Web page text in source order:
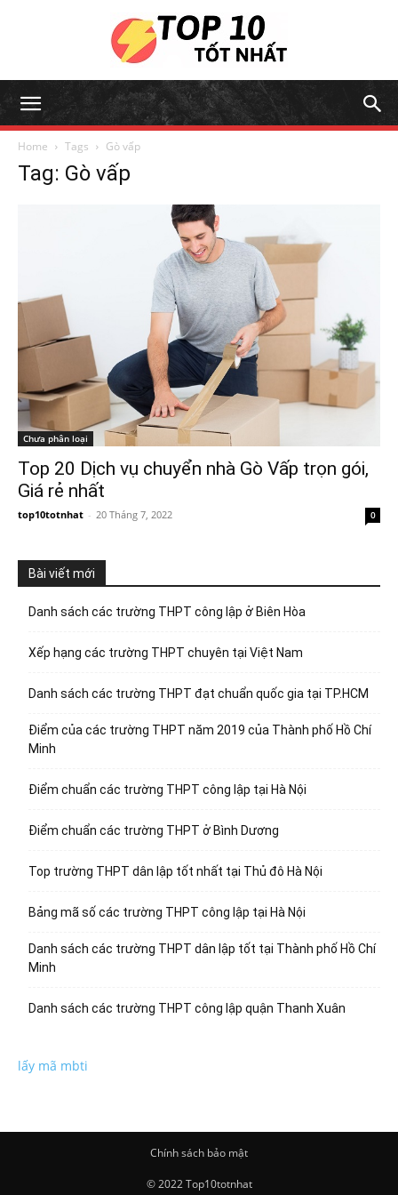
Home Tags Gò vấp
Tag: Gò vấp
Chưa phân loại
Top 20 Dịch vụ chuyển nhà Gò Vấp trọn gói,
Giá rẻ nhất
top10totnhat - 20 Tháng 7, 2022 0
Bài viết mới
Danh sách các trường THPT công lập ở Biên Hòa
Xếp hạng các trường THPT chuyên tại Việt Nam
Danh sách các trường THPT đạt chuẩn quốc gia tại TP.HCM
Điểm của các trường THPT năm 2019 của Thành phố Hồ Chí
Minh
Điểm chuẩn các trường THPT công lập tại Hà Nội
Điểm chuẩn các trường THPT ở Bình Dương
Top trường THPT dân lập tốt nhất tại Thủ đô Hà Nội
Bảng mã số các trường THPT công lập tại Hà Nội
Danh sách các trường THPT dân lập tốt tại Thành phố Hồ Chí
Minh
Danh sách các trường THPT công lập quận Thanh Xuân
lấy mã mbti
Chính sách bảo mật
© 2022 Top10totnhat